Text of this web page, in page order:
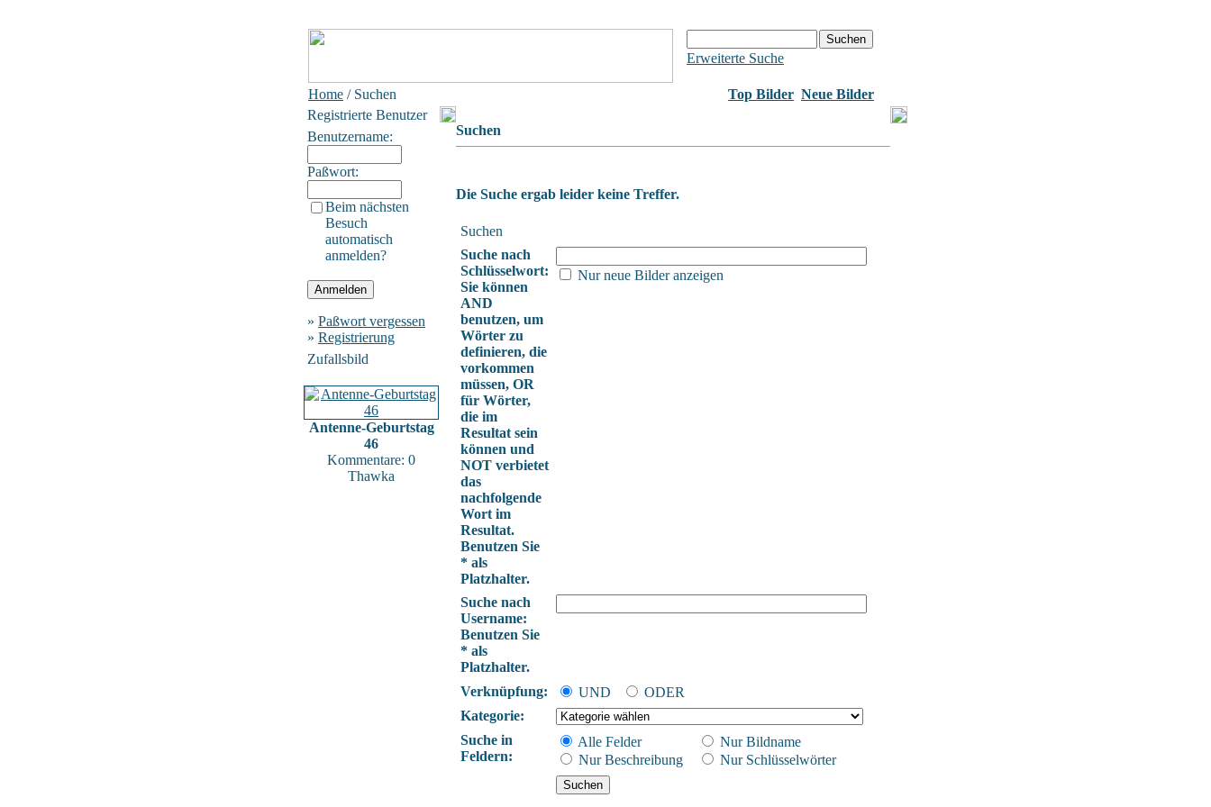
Erweiterte Suche
Home / Suchen Top Bilder Neue Bilder
Registrierte Benutzer
Benutzername:
Paßwort:
Beim nächsten
Besuch
automatisch
anmelden?
» Paßwort vergessen
» Registrierung
Zufallsbild
Antenne-Geburtstag
46
Kommentare: 0
Thawka
Suchen
Die Suche ergab leider keine Treffer.
Suchen
Suche nach
Schlüsselwort:
Sie können
AND
benutzen, um
Wörter zu
definieren, die
vorkommen
müssen, OR
für Wörter,
die im
Resultat sein
können und
NOT verbietet
das
nachfolgende
Wort im
Resultat.
Benutzen Sie
* als
Platzhalter.
Nur neue Bilder anzeigen
Suche nach
Username:
Benutzen Sie
* als
Platzhalter.
Verknüpfung:
UND
ODER
Kategorie:
Suche in
Feldern:
Alle Felder
Nur Bildname
Nur Beschreibung
Nur Schlüsselwörter